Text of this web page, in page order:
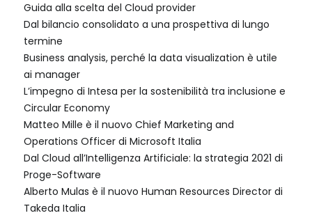
Guida alla scelta del Cloud provider
Dal bilancio consolidato a una prospettiva di lungo
termine
Business analysis, perché la data visualization è utile
ai manager
L’impegno di Intesa per la sostenibilità tra inclusione e
Circular Economy
Matteo Mille è il nuovo Chief Marketing and
Operations Officer di Microsoft Italia
Dal Cloud all’Intelligenza Artificiale: la strategia 2021 di
Proge-Software
Alberto Mulas è il nuovo Human Resources Director di
Takeda Italia